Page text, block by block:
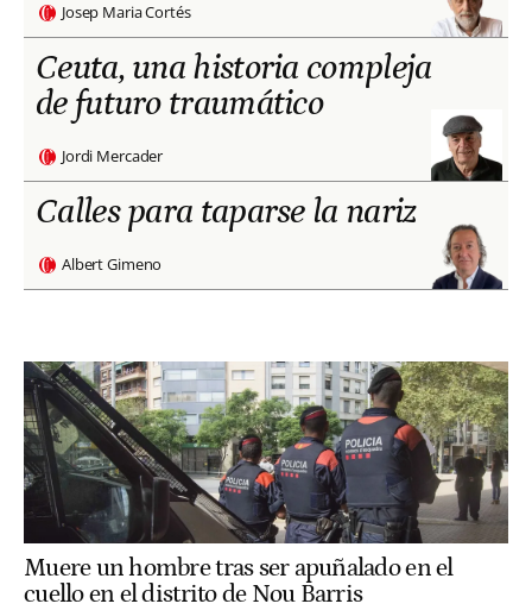
Josep Maria Cortés
Ceuta, una historia compleja
de futuro traumático
Jordi Mercader
Calles para taparse la nariz
Albert Gimeno
Muere un hombre tras ser apuñalado en el
cuello en el distrito de Nou Barris